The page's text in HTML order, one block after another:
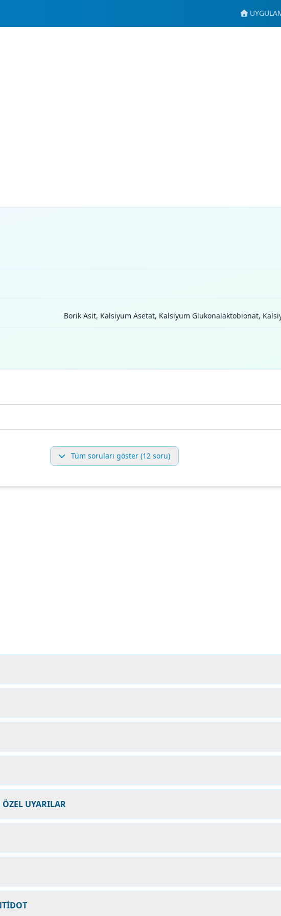
Borik Asit, Kalsiyum Asetat, Kalsiyum Glukonalaktobionat,
Tüm soruları göster (12 soru)
UYARILAR